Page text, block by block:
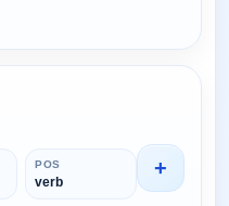
POS
verb
+